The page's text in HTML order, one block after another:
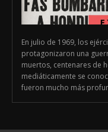
En julio de 1969, los
protagonizaron una
muertos, centenares de
mediáticamente se
fueron mucho más